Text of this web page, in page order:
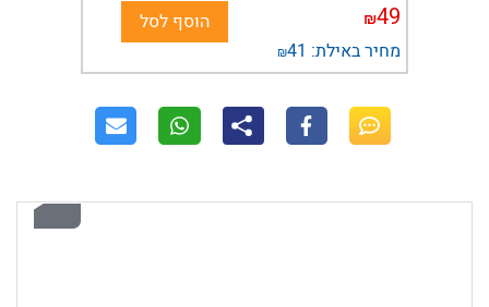
49
₪
מחיר באילת: 41
₪
הוסף לסל